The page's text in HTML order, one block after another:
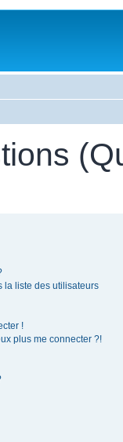
la liste des utilisateurs
!
plus me connecter ?!